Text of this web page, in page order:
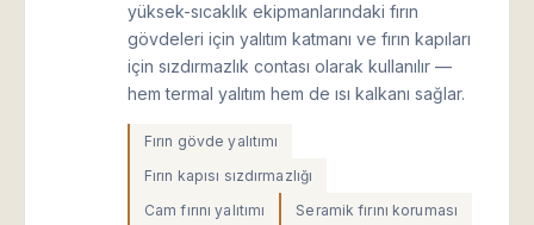
yüksek-sıcaklık ekipmanlarındaki fırın
gövdeleri için yalıtım katmanı ve fırın kapıları
için sızdırmazlık contası olarak kullanılır —
hem termal yalıtım hem de ısı kalkanı sağlar.
Fırın gövde yalıtımı
Fırın kapısı sızdırmazlığı
Cam fırını yalıtımı
Seramik fırını koruması